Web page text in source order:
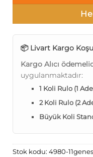
📦 Livart Kargo
Kargo Alıcı
uygulanmaktadır:
1 Koli Rulo (1
2 Koli Rulo (2
Büyük Koli
Stok kodu: 4980-